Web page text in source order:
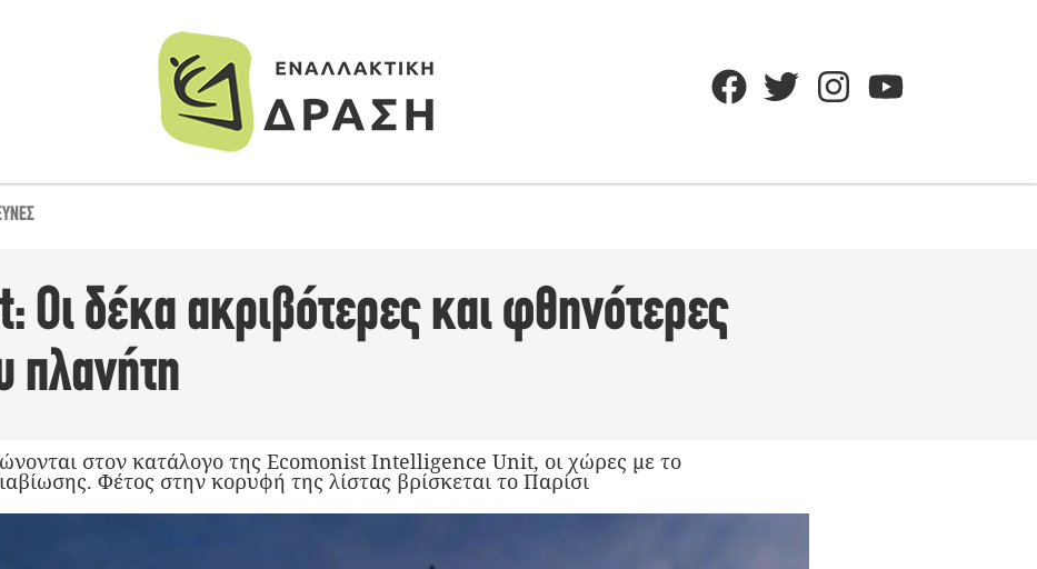
Οι δέκα ακριβότερες και φθηνότερες
πλανήτη
στον κατάλογο της Ecomonist Intelligence Unit, οι χώρες με το
Φέτος στην κορυφή της λίστας βρίσκεται το Παρίσι